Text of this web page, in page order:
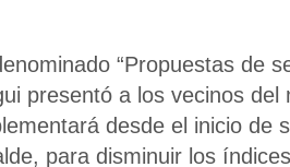
“Propuestas de
presentó a los vecinos del
desde el inicio de
para disminuir los